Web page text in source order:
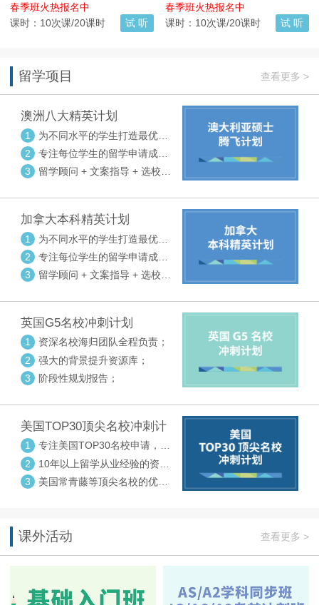
春季班火热报名中
课时：10次课/20课时
试 听
学/生态学
春季班火热报名中
课时：10次课/20课时
试 听
留学项目 查看更多 >
澳洲八大精英计划
1
为不同水平的学生打造最优选
校方案
2
专注每位学生的留学申请成功
率
3
留学顾问 + 文案指导 + 选校申
加拿大本科精英计划
1
为不同水平的学生打造最优选
校方案
2
专注每位学生的留学申请成功
率
3
留学顾问 + 文案指导 + 选校申
英国G5名校冲刺计划
1
资深名校海归团队全程负责；
2
强大的背景提升资源库；
3
阶段性规划报告；
美国TOP30顶尖名校冲刺计
划
1
专注美国TOP30名校申请，高
度个性化指导
2
10年以上留学从业经验的资深
中方顾问
3
美国常青藤等顶尖名校的优秀
课外活动 查看更多 >